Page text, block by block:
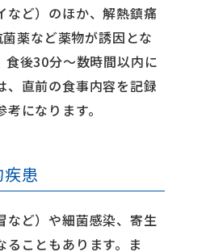
など）のほか、解熱鎮痛
薬など薬物が誘因とな
食後30分〜数時間以内に
、直前の食事内容を記録
になります。
患
など）や細菌感染、寄生
ることもあります。ま